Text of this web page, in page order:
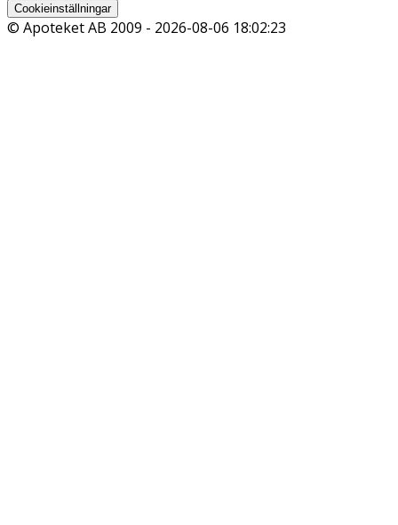
Cookieinställningar
© Apoteket AB 2009 - 2026-08-06 18:02:23